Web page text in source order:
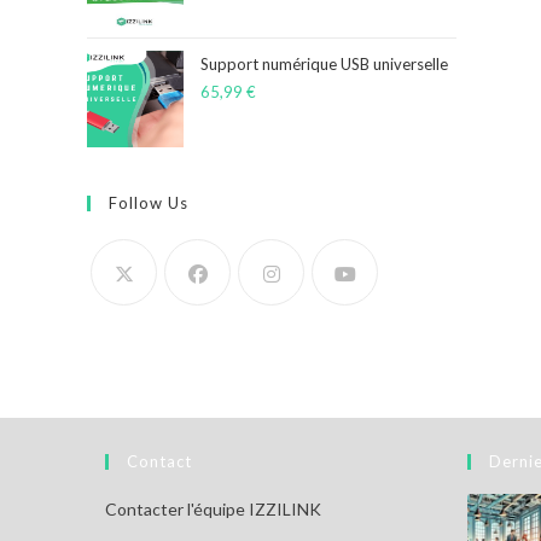
Support numérique USB universelle
65,99 €
Follow Us
Contact
Contacter l'équipe IZZILINK